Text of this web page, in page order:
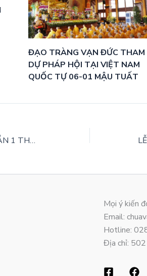
ĐẠO TRÀNG VẠN ĐỨC THAM
DỰ PHÁP HỘI TẠI VIỆT NAM
QUỐC TỰ 06-01 MẬU TUẤT
PHÁP HỘI PHÓNG SANH LẦN 1 THÁNG 9 NĂM CANH TÝ
Mọi ý kiến
Email:
Hotline:
Địa chỉ: 502